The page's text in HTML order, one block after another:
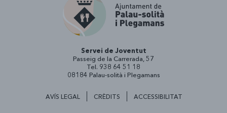
Servei de Joventut
Passeig de la Carrerada, 57
Tel. 938 64 51 18
08184 Palau-solità i Plegamans
AVÍS LEGAL CRÈDITS ACCESSIBILITAT